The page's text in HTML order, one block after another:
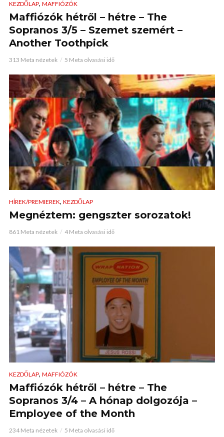
KEZDŐLAP, MAFFIÓZÓK
Maffiózók hétről – hétre – The
Sopranos 3/5 – Szemet szemért –
Another Toothpick
313 Meta nézetek 5 Meta olvasási idő
HÍREK/PREMIEREK, KEZDŐLAP
Megnéztem: gengszter sorozatok!
861 Meta nézetek 4 Meta olvasási idő
KEZDŐLAP, MAFFIÓZÓK
Maffiózók hétről – hétre – The
Sopranos 3/4 – A hónap dolgozója –
Employee of the Month
234 Meta nézetek 5 Meta olvasási idő